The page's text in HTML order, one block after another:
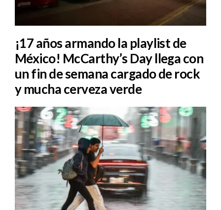
¡17 años armando la playlist de
México! McCarthy’s Day llega con
un fin de semana cargado de rock
y mucha cerveza verde